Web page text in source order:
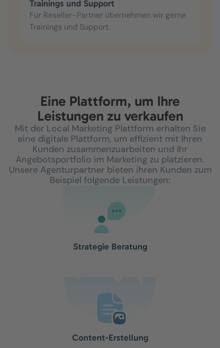
Trainings und Support
Für Reseller-Partner übernehmen wir gerne
Trainings und Support.
Eine Plattform, um Ihre
Leistungen zu verkaufen
Mit der Local Marketing Plattform erhalten Sie
eine digitale Plattform, um effizient mit Ihren
Kunden zusammenzuarbeiten und Ihr
Angebotsportfolio im Marketing zu platzieren.
Unsere Agenturpartner bieten ihren Kunden zum
Beispiel folgende Leistungen:
Strategie Beratung
Content-Erstellung